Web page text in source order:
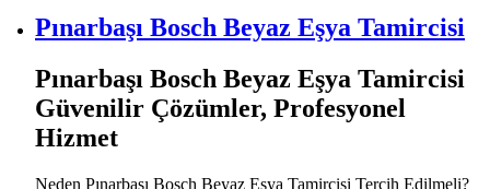
Pınarbaşı Bosch Beyaz Eşya Tamircisi
Pınarbaşı Bosch Beyaz Eşya Tamircisi
Güvenilir Çözümler, Profesyonel
Hizmet
Neden Pınarbaşı Bosch Beyaz Eşya Tamircisi Tercih Edilmeli?